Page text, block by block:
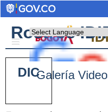
Rostros
Galería
DIC